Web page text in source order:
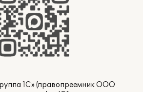
1С» (правопреемник ООО